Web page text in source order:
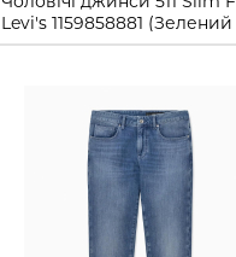
Levi's 1159858881
32L)
Купить